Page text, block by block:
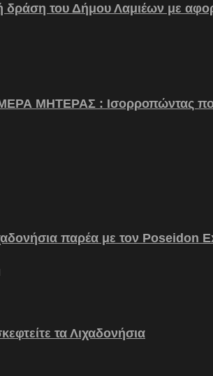
δράση του Δήμου Λαμιέων με
ΜΗΤΕΡΑΣ : Ισορροπώντας
παρέα με τον Poseidon
τα Λιχαδονήσια